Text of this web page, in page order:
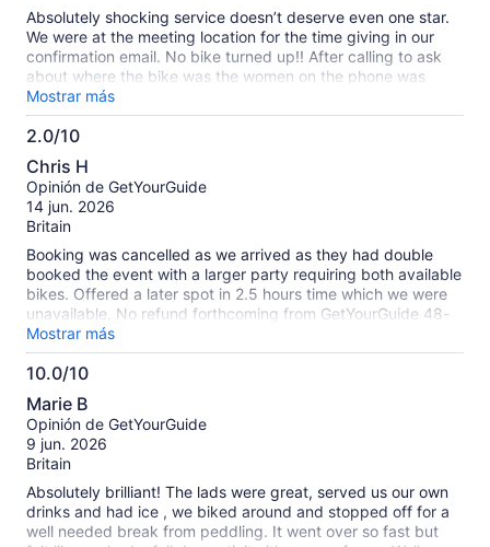
Absolutely shocking service doesn’t deserve even one star.
We were at the meeting location for the time giving in our
confirmation email. No bike turned up!! After calling to ask
about where the bike was the women on the phone was
extremely rude and not helpful at all. No apology was given
instead just a mouth full of cheek and rude remarks. No one
had answered any of the emails sent and no refund has been
Mostrar más
2.0/10
2.0
de
10
Chris H
Opinión de GetYourGuide
14 jun. 2026
Britain
Booking was cancelled as we arrived as they had double
booked the event with a larger party requiring both available
bikes. Offered a later spot in 2.5 hours time which we were
unavailable. No refund forthcoming from GetYourGuide 48-
hours later
Mostrar más
10.0/10
10.0
de
10
Marie B
Opinión de GetYourGuide
9 jun. 2026
Britain
Absolutely brilliant! The lads were great, served us our own
drinks and had ice , we biked around and stopped off for a
well needed break from peddling. It went over so fast but